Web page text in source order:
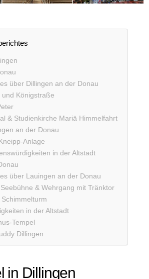
über Dillingen an der Donau
Königstraße
& Studienkirche Mariä Himmelfahrt
an der Donau
Anlage
in der Altstadt
über Lauingen an der Donau
& Wehrgang mit Tränktor
in der Altstadt
Tempel
Dillingen
in Dillingen